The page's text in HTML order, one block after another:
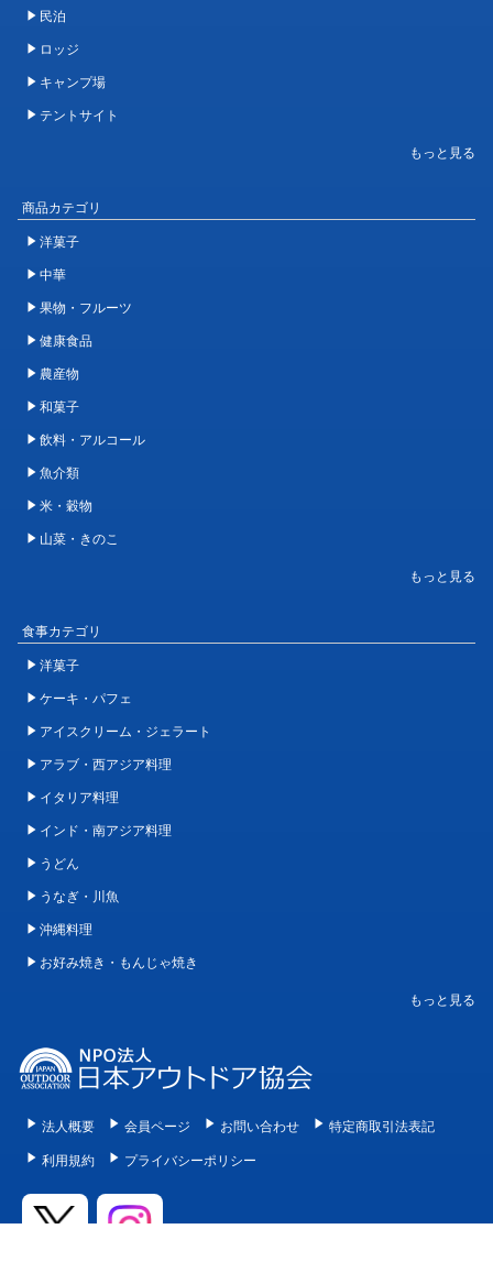
民泊
ロッジ
キャンプ場
テントサイト
商品カテゴリ
洋菓子
中華
果物・フルーツ
健康食品
農産物
和菓子
飲料・アルコール
魚介類
米・穀物
山菜・きのこ
食事カテゴリ
洋菓子
ケーキ・パフェ
アイスクリーム・ジェラート
アラブ・西アジア料理
イタリア料理
インド・南アジア料理
うどん
うなぎ・川魚
沖縄料理
お好み焼き・もんじゃ焼き
法人概要 会員ページ お問い合わせ
特定商取引法表記
利用規約
プライバシーポリシー